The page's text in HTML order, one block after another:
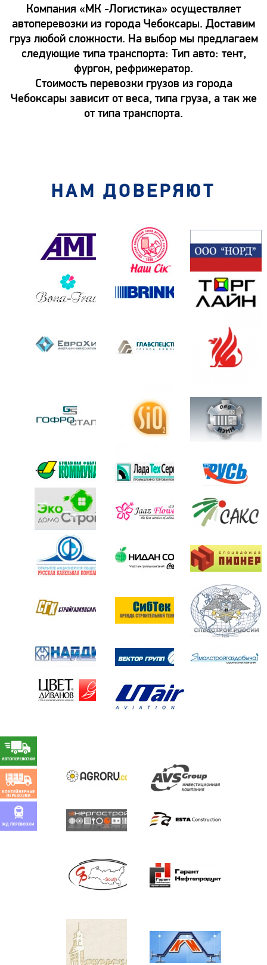
Компания «МК -Логистика» осуществляет
автоперевозки из города Чебоксары. Доставим
груз любой сложности. На выбор мы предлагаем
следующие типа транспорта: Тип авто: тент,
фургон, рефрижератор.
Стоимость перевозки грузов из города
Чебоксары зависит от веса, типа груза, а так же
от типа транспорта.
НАМ ДОВЕРЯЮТ